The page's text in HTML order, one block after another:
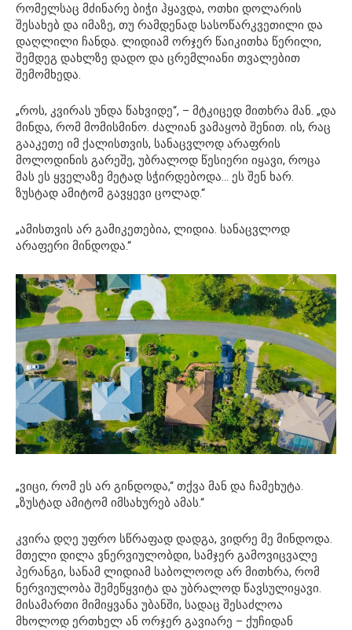
რომელსაც მძინარე ბიჭი ჰყავდა, ოთხი დოლარის
შესახებ და იმაზე, თუ რამდენად სასოწარკვეთილი და
დაღლილი ჩანდა. ლიდიამ ორჯერ წაიკითხა წერილი,
შემდეგ დახლზე დადო და ცრემლიანი თვალებით
შემომხედა.
„როს, კვირას უნდა წახვიდე“, – მტკიცედ მითხრა მან. „და
მინდა, რომ მომისმინო. ძალიან ვამაყობ შენით. ის, რაც
გააკეთე იმ ქალისთვის, სანაცვლოდ არაფრის
მოლოდინის გარეშე, უბრალოდ წესიერი იყავი, როცა
მას ეს ყველაზე მეტად სჭირდებოდა… ეს შენ ხარ.
ზუსტად ამიტომ გავყევი ცოლად.“
„ამისთვის არ გამიკეთებია, ლიდია. სანაცვლოდ
არაფერი მინდოდა.“
„ვიცი, რომ ეს არ გინდოდა,“ თქვა მან და ჩამეხუტა.
„ზუსტად ამიტომ იმსახურებ ამას.“
კვირა დღე უფრო სწრაფად დადგა, ვიდრე მე მინდოდა.
მთელი დილა ვნერვიულობდი, სამჯერ გამოვიცვალე
პერანგი, სანამ ლიდიამ საბოლოოდ არ მითხრა, რომ
ნერვიულობა შემეწყვიტა და უბრალოდ წავსულიყავი.
მისამართი მიმიყვანა უბანში, სადაც შესაძლოა
მხოლოდ ერთხელ ან ორჯერ გავიარე – ქუჩიდან